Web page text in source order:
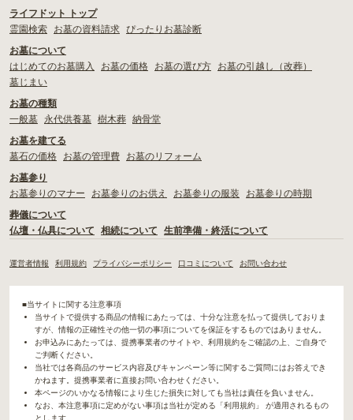
ライフドット トップ
霊園検索
お墓の資料請求 ぴったりお墓診断
お墓について
はじめてのお墓購入
お墓の価格 お墓の選び方
お墓の引越し（改葬）
墓じまい
お墓の種類
一般墓
永代供養墓 樹木葬 納骨堂
お墓を建てる
墓石の価格
お墓の管理費
お墓のリフォーム
お墓参り
お墓参りのマナー
お墓参りのお供え お墓参りの服装
お墓参りの時期
葬儀について
仏壇・仏具について
相続について 生前準備・終活について
運営者情報 利用規約 プライバシーポリシー 口コミについて お問い合わせ
■当サイトに関する注意事項
当サイトで提供する商品の情報にあたっては、十分な注意を払って提供しておりま
すが、情報の正確性その他一切の事項についてを保証をするものではありません。
お申込みにあたっては、提携事業者のサイトや、利用規約をご確認の上、ご自身で
ご判断ください。
当社では各商品のサービス内容及びキャンペーン等に関するご質問にはお答えでき
かねます。提携事業者に直接お問い合わせください。
本ページのいかなる情報により生じた損失に対しても当社は責任を負いません。
なお、本注意事項に定めがない事項は当社が定める「利用規約」 が適用されるもの